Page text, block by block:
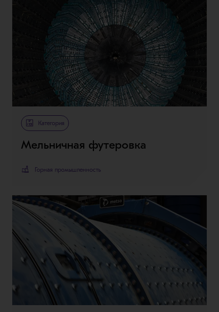
Категория
Мельничная футеровка
Горная промышленность